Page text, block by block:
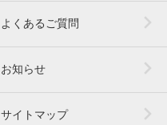
よくあるご質問
お知らせ
サイトマップ